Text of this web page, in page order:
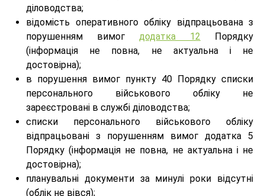
діловодства;
відомість оперативного обліку відпрацьована з
порушенням вимог додатка 12 Порядку
(інформація не повна, не актуальна і не
достовірна);
в порушення вимог пункту 40 Порядку списки
персонального військового обліку не
зареєстровані в службі діловодства;
списки персонального військового обліку
відпрацьовані з порушенням вимог додатка 5
Порядку (інформація не повна, не актуальна і не
достовірна);
планувальні документи за минулі роки відсутні
(облік не вівся);